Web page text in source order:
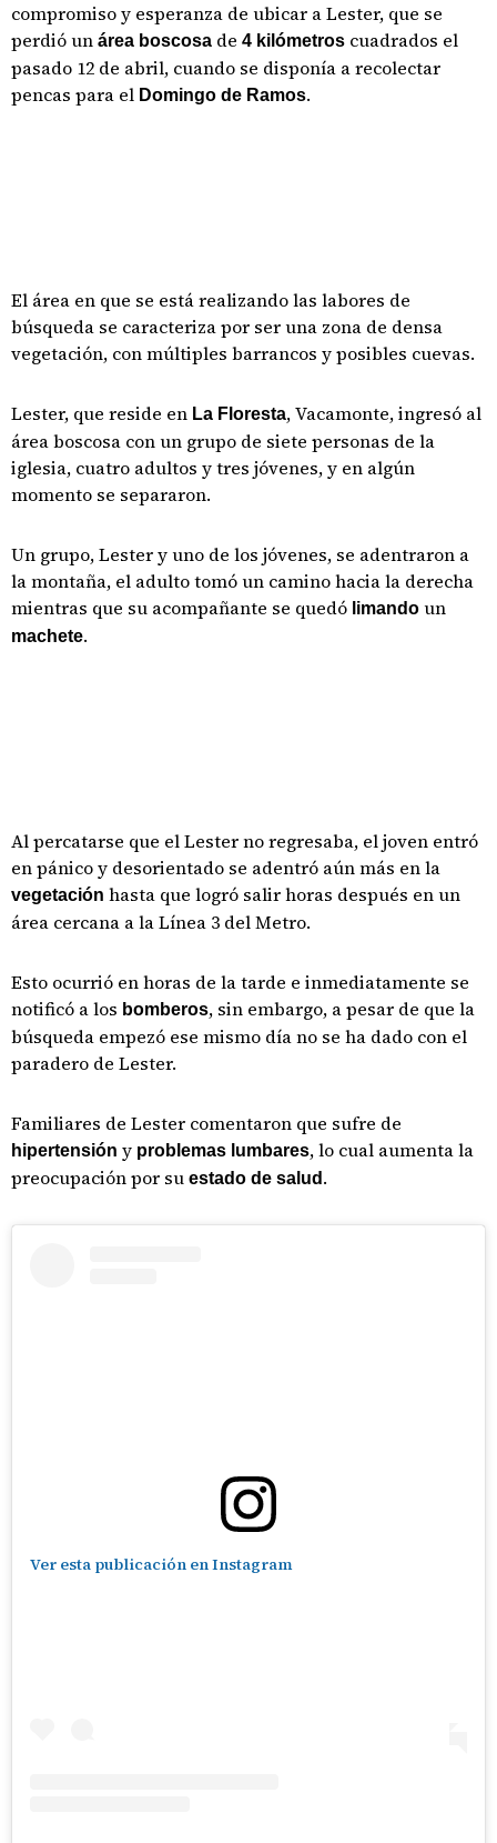
compromiso y esperanza de ubicar a Lester, que se
perdió un área boscosa de 4 kilómetros cuadrados el
pasado 12 de abril, cuando se disponía a recolectar
pencas para el Domingo de Ramos.
El área en que se está realizando las labores de
búsqueda se caracteriza por ser una zona de densa
vegetación, con múltiples barrancos y posibles cuevas.
Lester, que reside en La Floresta, Vacamonte, ingresó al
área boscosa con un grupo de siete personas de la
iglesia, cuatro adultos y tres jóvenes, y en algún
momento se separaron.
Un grupo, Lester y uno de los jóvenes, se adentraron a
la montaña, el adulto tomó un camino hacia la derecha
mientras que su acompañante se quedó limando un
machete.
Al percatarse que el Lester no regresaba, el joven entró
en pánico y desorientado se adentró aún más en la
vegetación hasta que logró salir horas después en un
área cercana a la Línea 3 del Metro.
Esto ocurrió en horas de la tarde e inmediatamente se
notificó a los bomberos, sin embargo, a pesar de que la
búsqueda empezó ese mismo día no se ha dado con el
paradero de Lester.
Familiares de Lester comentaron que sufre de
hipertensión y problemas lumbares, lo cual aumenta la
preocupación por su estado de salud .
Ver esta publicación en Instagram